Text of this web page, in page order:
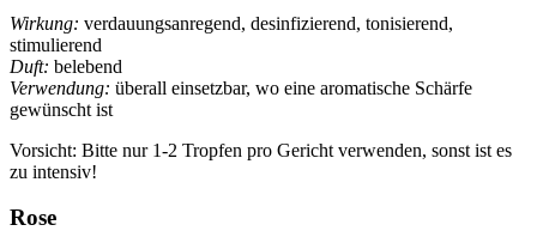
Wirkung: verdauungsanregend, desinfizierend, tonisierend,
stimulierend
Duft: belebend
Verwendung: überall einsetzbar, wo eine aromatische Schärfe
gewünscht ist
Vorsicht: Bitte nur 1-2 Tropfen pro Gericht verwenden, sonst ist es
zu intensiv!
Rose